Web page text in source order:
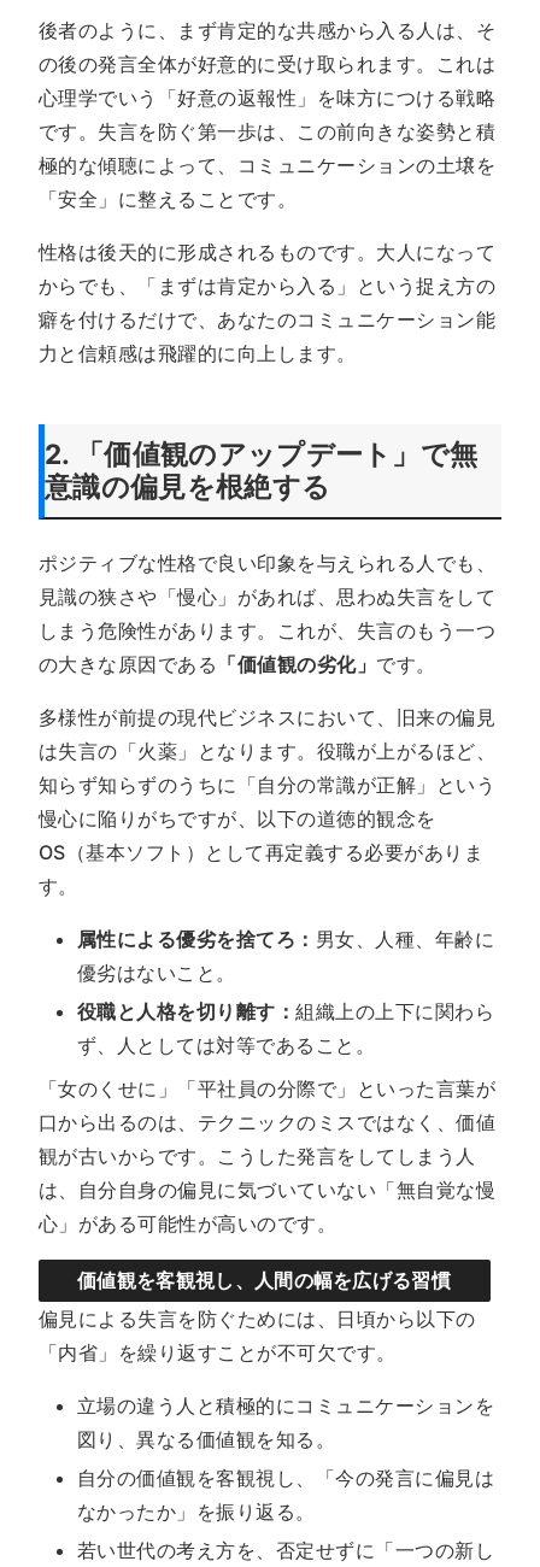
後者のように、まず肯定的な共感から入る人は、そ
の後の発言全体が好意的に受け取られます。これは
心理学でいう「好意の返報性」を味方につける戦略
です。失言を防ぐ第一歩は、この前向きな姿勢と積
極的な傾聴によって、コミュニケーションの土壌を
「安全」に整えることです。
性格は後天的に形成されるものです。大人になって
からでも、「まずは肯定から入る」という捉え方の
癖を付けるだけで、あなたのコミュニケーション能
力と信頼感は飛躍的に向上します。
2. 「価値観のアップデート」で無
意識の偏見を根絶する
ポジティブな性格で良い印象を与えられる人でも、
見識の狭さや「慢心」があれば、思わぬ失言をして
しまう危険性があります。これが、失言のもう一つ
の大きな原因である 「価値観の劣化」 です。
多様性が前提の現代ビジネスにおいて、旧来の偏見
は失言の「火薬」となります。役職が上がるほど、
知らず知らずのうちに「自分の常識が正解」という
慢心に陥りがちですが、以下の道徳的観念を
OS（基本ソフト）として再定義する必要がありま
す。
属性による優劣を捨てろ： 男女、人種、年齢に
優劣はないこと。
役職と人格を切り離す：組織上の上下に関わら
ず、人としては対等であること。
「女のくせに」「平社員の分際で」といった言葉が
口から出るのは、テクニックのミスではなく、価値
観が古いからです。こうした発言をしてしまう人
は、自分自身の偏見に気づいていない「無自覚な慢
心」がある可能性が高いのです。
価値観を客観視し、人間の幅を広げる習慣
偏見による失言を防ぐためには、日頃から以下の
「内省」を繰り返すことが不可欠です。
立場の違う人と積極的にコミュニケーションを
図り、異なる価値観を知る。
自分の価値観を客観視し、「今の発言に偏見は
なかったか」を振り返る。
若い世代の考え方を、否定せずに「一つの新し